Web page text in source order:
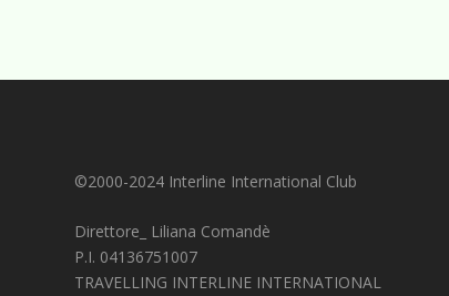
©2000-2024 Interline International Club
Direttore_ Liliana Comandè
P.I. 04136751007
TRAVELLING INTERLINE INTERNATIONAL